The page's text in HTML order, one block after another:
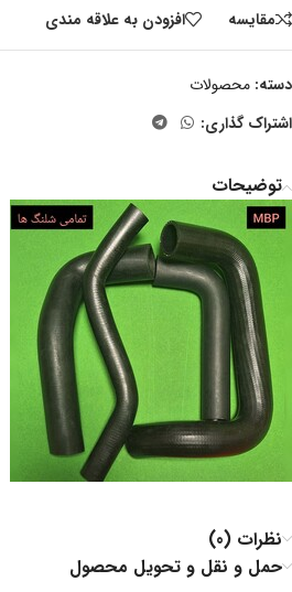
مقايسه افزودن به علاقه مندی
دسته: محصولات
اشتراک گذاری:
توضیحات
نظرات (0)
حمل و نقل و تحویل محصول